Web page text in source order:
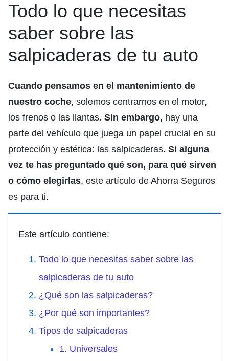
Todo lo que necesitas
saber sobre las
salpicaderas de tu auto
Cuando pensamos en el mantenimiento de
nuestro coche, solemos centrarnos en el motor,
los frenos o las llantas. Sin embargo, hay una
parte del vehículo que juega un papel crucial en su
protección y estética: las salpicaderas. Si alguna
vez te has preguntado qué son, para qué sirven
o cómo elegirlas, este artículo de Ahorra Seguros
es para ti.
Este artículo contiene:
Todo lo que necesitas saber sobre las
salpicaderas de tu auto
¿Qué son las salpicaderas?
¿Por qué son importantes?
Tipos de salpicaderas
1. Universales